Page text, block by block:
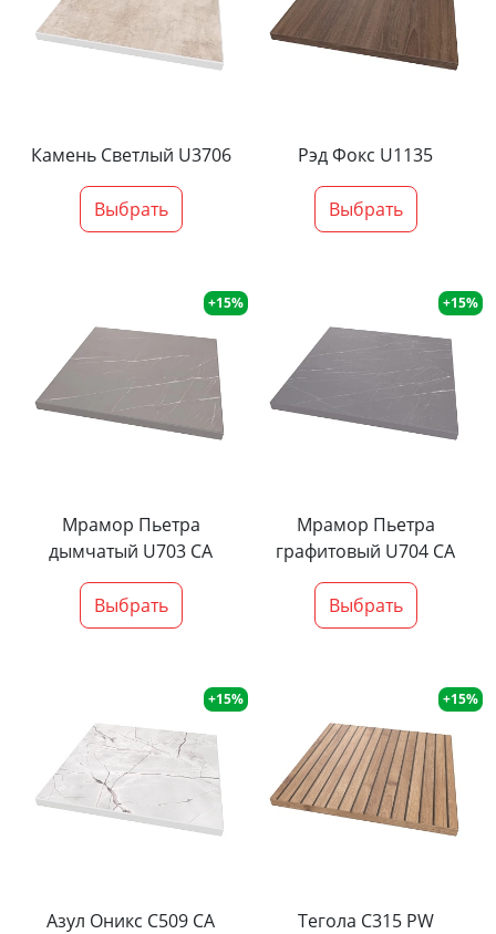
Камень Светлый U3706
Выбрать
Рэд Фокс U1135
Выбрать
+15%
Мрамор Пьетра
дымчатый U703 CA
Выбрать
+15%
Мрамор Пьетра
графитовый U704 CA
Выбрать
+15%
Азул Оникс С509 СА
+15%
Тегола С315 PW